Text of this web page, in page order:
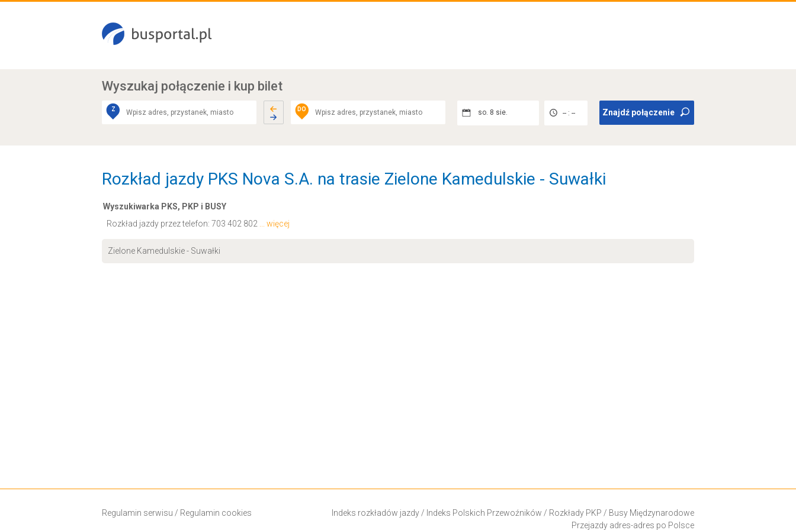
Wyszukaj połączenie i kup bilet
Z DO so. 8 sie. -- : -- Znajdź połączenie
Rozkład jazdy PKS Nova S.A. na trasie Zielone Kamedulskie - Suwałki
Wyszukiwarka PKS, PKP i BUSY
Rozkład jazdy przez telefon: 703 402 802 ... więcej
Zielone Kamedulskie - Suwałki
Regulamin serwisu / Regulamin cookies Indeks rozkładów jazdy/ Indeks Polskich Przewoźników / Rozkłady PKP / Busy Międzynarodowe
Przejazdy adres-adres po Polsce